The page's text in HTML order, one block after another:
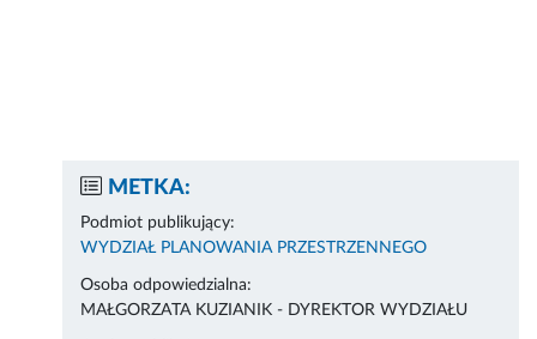
METKA:
Podmiot publikujący:
WYDZIAŁ PLANOWANIA PRZESTRZENNEGO
Osoba odpowiedzialna:
MAŁGORZATA KUZIANIK - DYREKTOR WYDZIAŁU